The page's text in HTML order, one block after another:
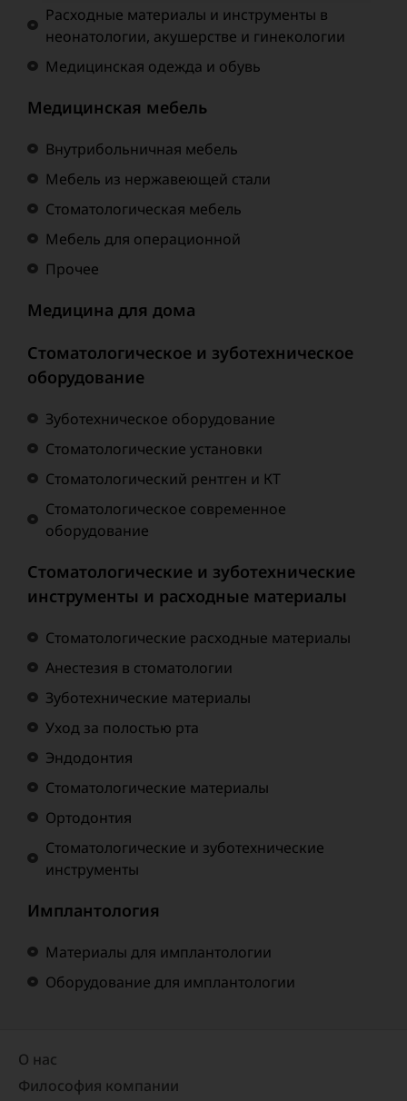
Расходные материалы и инструменты в
неонатологии, акушерстве и гинекологии
Медицинская одежда и обувь
Медицинская мебель
Внутрибольничная мебель
Мебель из нержавеющей стали
Стоматологическая мебель
Мебель для операционной
Прочее
Медицина для дома
Стоматологическое и зуботехническое
оборудование
Зуботехническое оборудование
Стоматологические установки
Стоматологический рентген и КТ
Стоматологическое современное
оборудование
Стоматологические и зуботехнические
инструменты и расходные материалы
Стоматологические расходные материалы
Анестезия в стоматологии
Зуботехнические материалы
Уход за полостью рта
Эндодонтия
Стоматологические материалы
Ортодонтия
Стоматологические и зуботехнические
инструменты
Имплантология
Материалы для имплантологии
Оборудование для имплантологии
О нас
Философия компании